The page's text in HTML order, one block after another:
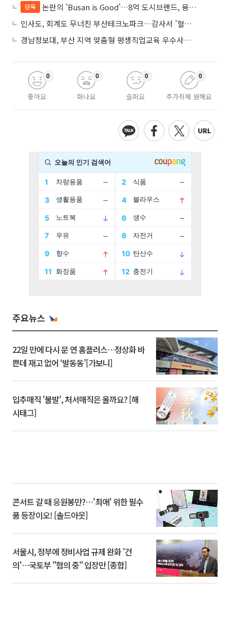
단독
논란의 'Busan is Good'…8억 도시브랜드, 용산 대통령실 CI 업체가 수행
인사도, 회계도 무너진 부산테크노파크…감사서 '혈세 유용·인사 뒤집기' 적발
경남정보대, 부산 지역 맞춤형 평생직업교육 우수사례로 혁신 주도
좋아요
0
화나요
0
슬퍼요
0
추가취재 원해요
0
주요뉴스
22일 만에 다시 문 연 홈플러스…정상화 바
쁜데 재고 없어 ‘발동동’[가보니]
입추매직 '불발', 처서매직은 올까요? [해
시태그]
콘서트 갈 때 응원봉만?⋯'최애' 위한 필수
품 등장이오! [솔드아웃]
서울시, 정부에 정비사업 규제 완화 '건
의'⋯국토부 "협의 중" 입장만 [종합]